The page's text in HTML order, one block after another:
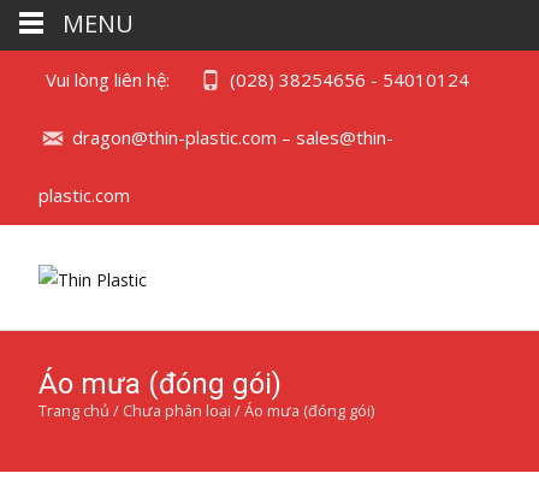
Vui lòng liên hệ: (028) 38254656 - 54010124
dragon@thin-plastic.com – sales@thin-
plastic.com
Áo mưa (đóng gói)
Trang chủ / Chưa phân loại / Áo mưa (đóng gói)
MENU